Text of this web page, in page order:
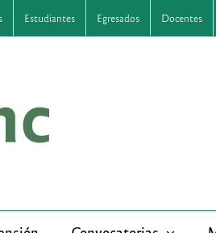
Estudiantes Egresados Docentes